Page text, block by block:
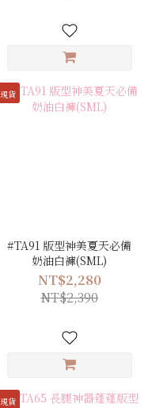
現貨
#TA91 版型神美夏天必備
奶油白褲(SML)
NT$2,280
NT$2,390
現貨